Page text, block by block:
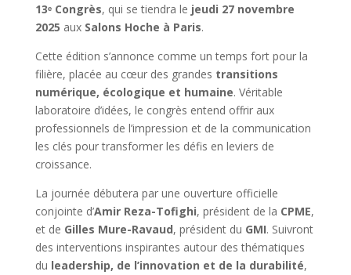
13ᵉCongrès, qui se tiendra le jeudi 27 novembre
2025 aux Salons Hoche à Paris.
Cette édition s’annonce comme un temps fort pour la
filière, placée au cœur des grandes transitions
numérique, écologique et humaine. Véritable
laboratoire d’idées, le congrès entend offrir aux
professionnels de l’impression et de la communication
les clés pour transformer les défis en leviers de
croissance.
La journée débutera par une ouverture officielle
conjointe d’Amir Reza-Tofighi, président de la CPME,
et de Gilles Mure-Ravaud, président du GMI. Suivront
des interventions inspirantes autour des thématiques
du leadership, de l’innovation et de la durabilité,